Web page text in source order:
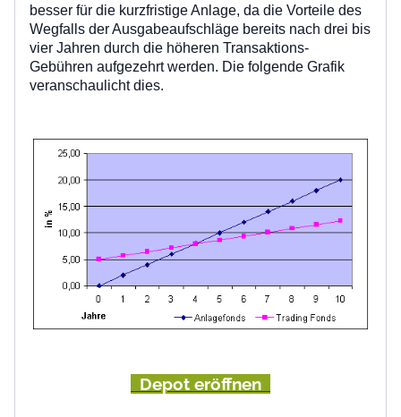
besser für die kurzfristige Anlage, da die Vorteile des
Wegfalls der Ausgabeaufschläge bereits nach drei bis
vier Jahren durch die höheren Transaktions-
Gebühren aufgezehrt werden. Die folgende Grafik
veranschaulicht dies.
Depot eröffnen